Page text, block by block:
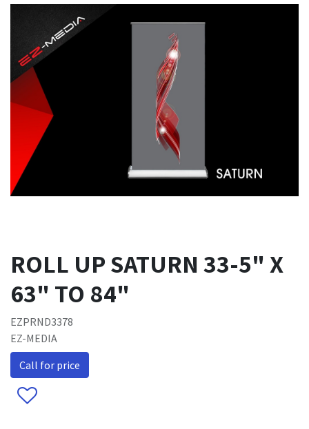
ROLL UP SATURN 33-5" X
63" TO 84"
EZPRND3378
EZ-MEDIA
Call for price